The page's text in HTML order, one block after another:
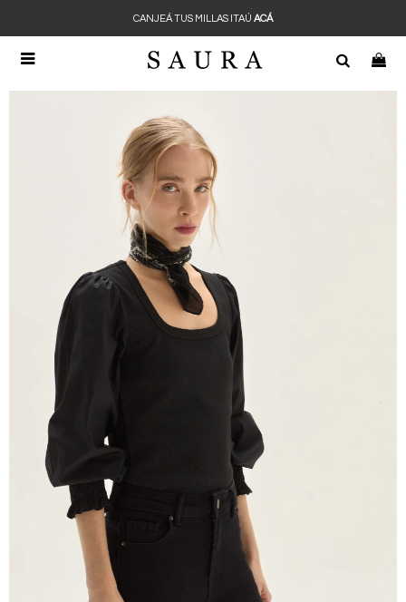

CANJEÁ TUS MILLAS ITAÚ ACÁ